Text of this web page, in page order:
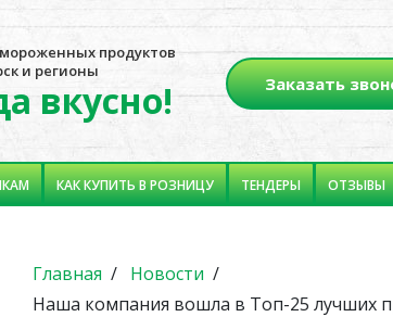
продуктов
и регионы
вкусно! Заказать
КАК КУПИТЬ В РОЗНИЦУ ТЕНДЕРЫ ОТЗЫВЫ
Главная
Новости
Наша компания вошла в Топ-25 лучших